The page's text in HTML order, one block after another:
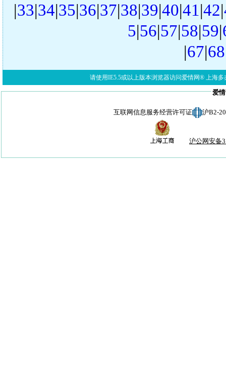
|33|34|35|36|37|38|39|40|41|42|
5|56|57|58|59|
|67|68
请使用IE5.5或以上版本浏览器访问爱情网® 上海多
爱
互联网信息服务经营许可证 沪B2-
沪公网安备